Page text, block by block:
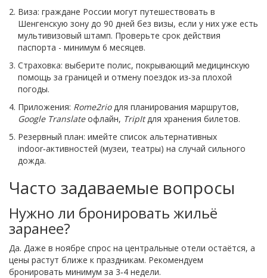
Виза: граждане России могут путешествовать в
Шенгенскую зону до 90 дней без визы, если у них уже есть
мультивизовый штамп. Проверьте срок действия
паспорта - минимум 6 месяцев.
Страховка: выберите полис, покрывающий медицинскую
помощь за границей и отмену поездок из‑за плохой
погоды.
Приложения: Rome2rioдля планирования маршрутов,
Google Translateофлайн, TripItдля хранения билетов.
Резервный план: имейте список альтернативных
indoor‑активностей (музеи, театры) на случай сильного
дожда.
Часто задаваемые вопросы
Нужно ли бронировать жильё
заранее?
Да. Даже в ноябре спрос на центральные отели остаётся, а
цены растут ближе к праздникам. Рекомендуем
бронировать минимум за 3‑4 недели.